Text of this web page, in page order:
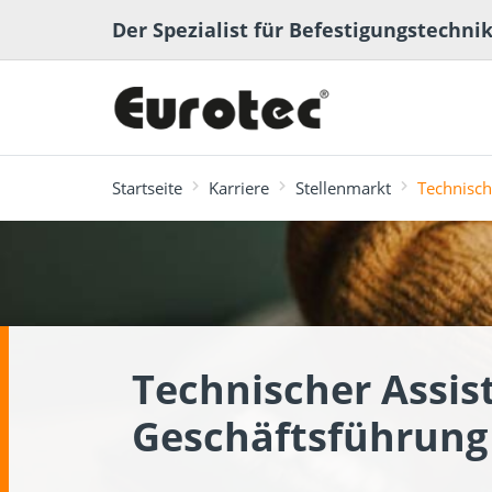
Der Spezialist für Befestigungstechnik
Gartenbau
meistgesucht
Startseite Karriere Stellenmarkt
Technischer